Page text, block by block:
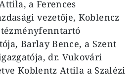
a Ferences
vezetője, Koblencz
Barlay Bence, a Szent
dr. Vukovári
Koblentz Attila a Szalézi